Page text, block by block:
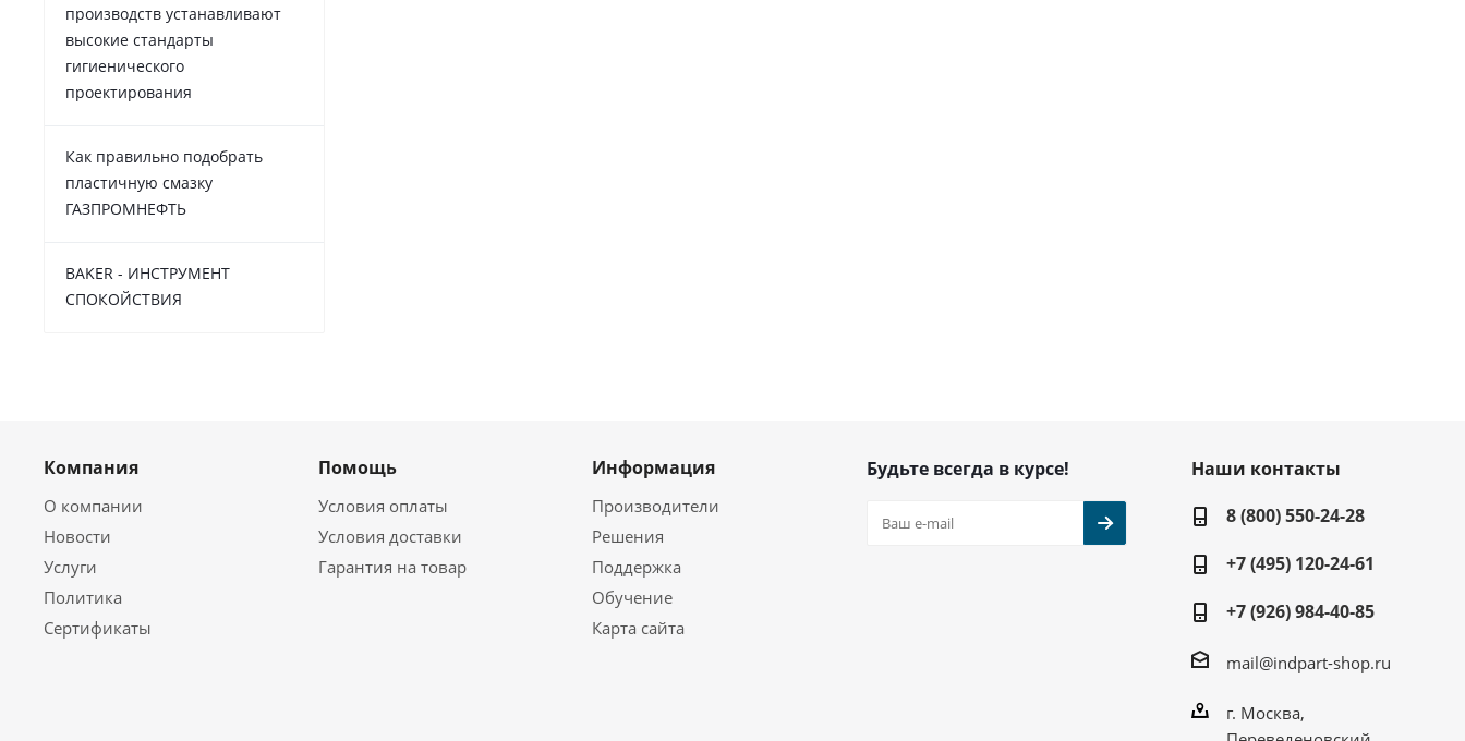
производств устанавливают
высокие стандарты
гигиенического
проектирования
Как правильно подобрать
пластичную смазку
ГАЗПРОМНЕФТЬ
BAKER - ИНСТРУМЕНТ
СПОКОЙСТВИЯ
Компания
О компании
Новости
Услуги
Политика
Сертификаты
Помощь
Условия оплаты
Условия доставки
Гарантия на товар
Информация
Производители
Решения
Поддержка
Обучение
Карта сайта
Будьте всегда в курсе!
Наши контакты
8 (800) 550-24-28
+7 (495) 120-24-61
+7 (926) 984-40-85
mail@indpart-shop.ru
г. Москва,